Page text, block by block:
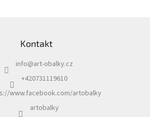
Kontakt
info@art-obalky.cz
+420731119610
www.facebook.com/artobalky
artobalky